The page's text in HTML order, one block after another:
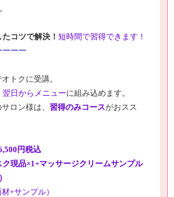
コツで解決！ 短時間で習得できます！
ーーー
トクに受講。
翌日からメニューに組み込めます。
ロン様は、 習得のみコースがおスス
円税込
ク現品×1+マッサージクリームサンプル
+サンプル）